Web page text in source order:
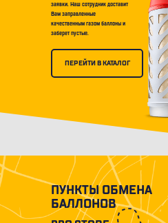
заявки. Наш сотрудник доставит
Вам заправленные
качественным газом баллоны и
заберет пустые.
ПЕРЕЙТИ В КАТАЛОГ
ПУНКТЫ ОБМЕНА
БАЛЛОНОВ